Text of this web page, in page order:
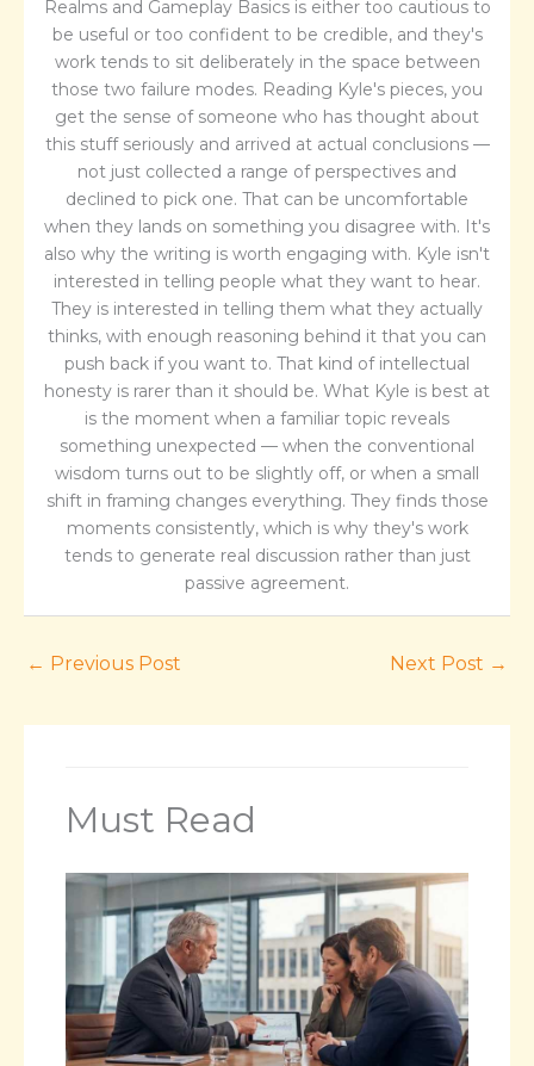
Realms and Gameplay Basics is either too cautious to
be useful or too confident to be credible, and they's
work tends to sit deliberately in the space between
those two failure modes. Reading Kyle's pieces, you
get the sense of someone who has thought about
this stuff seriously and arrived at actual conclusions —
not just collected a range of perspectives and
declined to pick one. That can be uncomfortable
when they lands on something you disagree with. It's
also why the writing is worth engaging with. Kyle isn't
interested in telling people what they want to hear.
They is interested in telling them what they actually
thinks, with enough reasoning behind it that you can
push back if you want to. That kind of intellectual
honesty is rarer than it should be. What Kyle is best at
is the moment when a familiar topic reveals
something unexpected — when the conventional
wisdom turns out to be slightly off, or when a small
shift in framing changes everything. They finds those
moments consistently, which is why they's work
tends to generate real discussion rather than just
passive agreement.
← Previous Post Next Post →
Must Read